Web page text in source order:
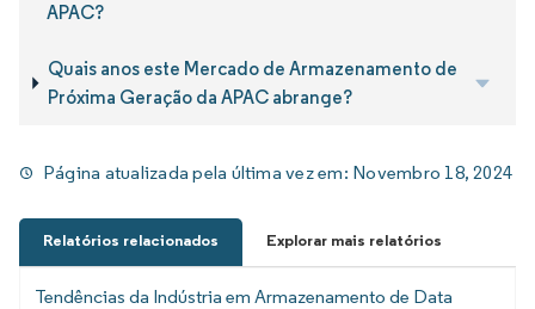
APAC?
Quais anos este Mercado de Armazenamento de
Próxima Geração da APAC abrange?
Página atualizada pela última vez em: Novembro 18, 2024
Relatórios relacionados Explorar mais relatórios
Tendências da Indústria em Armazenamento de Data